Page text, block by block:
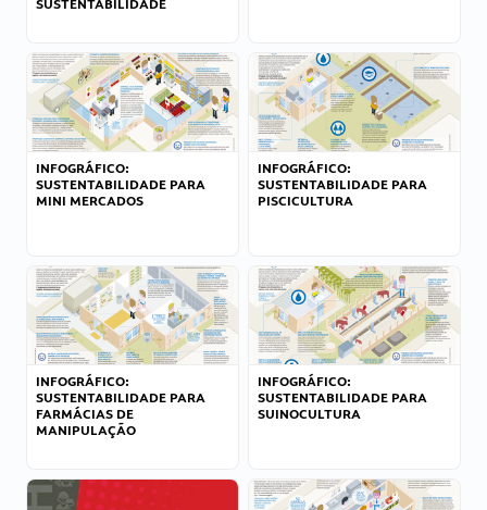
SUSTENTABILIDADE
INFOGRÁFICO:
SUSTENTABILIDADE PARA
MINI MERCADOS
INFOGRÁFICO:
SUSTENTABILIDADE PARA
PISCICULTURA
INFOGRÁFICO:
SUSTENTABILIDADE PARA
FARMÁCIAS DE
MANIPULAÇÃO
INFOGRÁFICO:
SUSTENTABILIDADE PARA
SUINOCULTURA